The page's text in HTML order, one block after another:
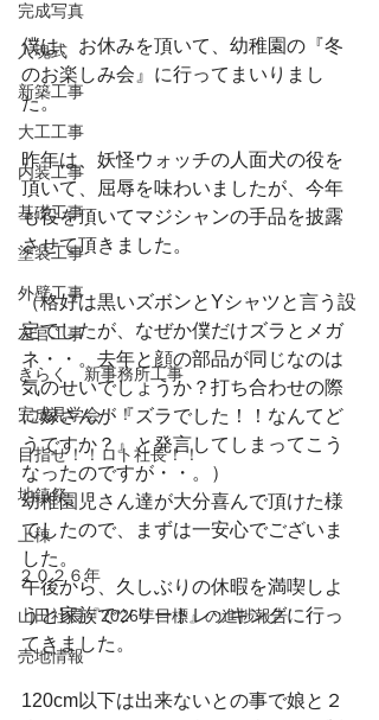
完成写真
入魂式
新築工事
大工工事
内装工事
基礎工事
塗装工事
外壁工事
左官工事
きらく 新事務所工事
完成見学会！！
目指せ！！ロト社長！！
地鎮祭
上棟
２０２６年
山田社長『2026年目標』の進捗報告
売地情報
僕は、お休みを頂いて、幼稚園の『冬
のお楽しみ会』に行ってまいりまし
た。
昨年は、妖怪ウォッチの人面犬の役を
頂いて、屈辱を味わいましたが、今年
も役を頂いてマジシャンの手品を披露
させて頂きました。
（格好は黒いズボンとYシャツと言う設
定でしたが、なぜか僕だけズラとメガ
ネ・・。去年と顔の部品が同じなのは
気のせいでしょうか？打ち合わせの際
に嫁さんが『ズラでした！！なんてど
うですか？』と発言してしまってこう
なったのですが・・。）
幼稚園児さん達が大分喜んで頂けた様
でしたので、まずは一安心でございま
した。
午後から、久しぶりの休暇を満喫しよ
うと家族でツリートレッキングに行っ
てきました。
120cm以下は出来ないとの事で娘と２